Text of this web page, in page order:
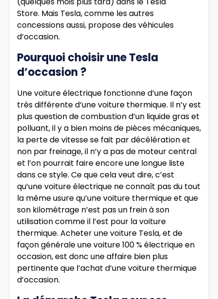
Store. Mais Tesla, comme les autres
concessions aussi, propose des véhicules
d’occasion.
Pourquoi choisir une Tesla
d’occasion ?
Une voiture électrique fonctionne d’une façon
très différente d’une voiture thermique. Il n’y est
plus question de combustion d’un liquide gras et
polluant, il y a bien moins de pièces mécaniques,
la perte de vitesse se fait par décélération et
non par freinage, il n’y a pas de moteur central
et l’on pourrait faire encore une longue liste
dans ce style. Ce que cela veut dire, c’est
qu’une voiture électrique ne connaît pas du tout
la même usure qu’une voiture thermique et que
son kilométrage n’est pas un frein à son
utilisation comme il l’est pour la voiture
thermique. Acheter une voiture Tesla, et de
façon générale une voiture 100 % électrique en
occasion, est donc une affaire bien plus
pertinente que l’achat d’une voiture thermique
d’occasion.